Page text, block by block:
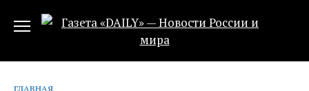
ГЛАВНАЯ